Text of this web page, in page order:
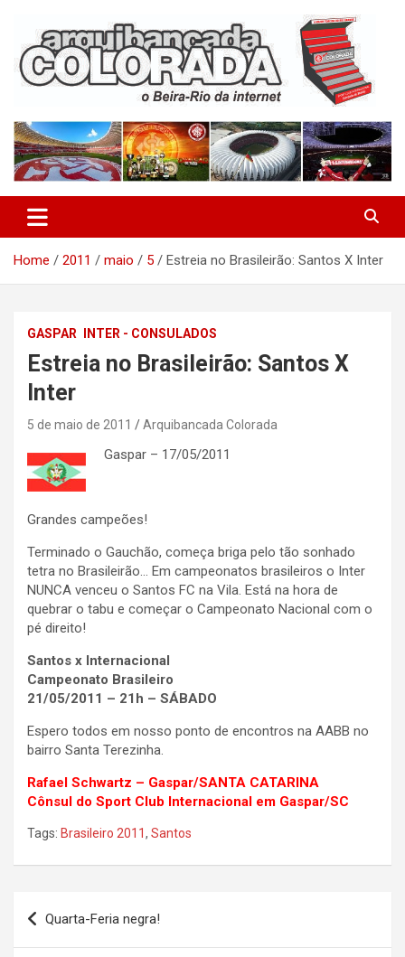
content
Arquibancada Colorada
Home 2011 maio 5 Estreia no Brasileirão: Santos X Inter
GASPAR INTER - CONSULADOS
Estreia no Brasileirão: Santos X
Inter
5 de maio de 2011 Arquibancada Colorada
Gaspar – 17/05/2011
Grandes campeões!
Terminado o Gauchão, começa briga pelo tão sonhado
tetra no Brasileirão… Em campeonatos brasileiros o Inter
NUNCA venceu o Santos FC na Vila. Está na hora de
quebrar o tabu e começar o Campeonato Nacional com o
pé direito!
Santos x Internacional
Campeonato Brasileiro
21/05/2011 – 21h – SÁBADO
Espero todos em nosso ponto de encontros na AABB no
bairro Santa Terezinha.
Rafael Schwartz – Gaspar/SANTA CATARINA
Cônsul do Sport Club Internacional em Gaspar/SC
Tags: Brasileiro 2011, Santos
Navegação
de
Quarta-Feria negra!